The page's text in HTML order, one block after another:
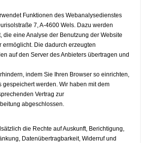
Funktionen des Webanalysedienstes
7, A-4600 Wels. Dazu werden
die eine Analyse der Benutzung der Website
ermöglicht. Die dadurch erzeugten
auf den Server des Anbieters übertragen und
indem Sie Ihren Browser so einrichten,
gespeichert werden. Wir haben mit dem
Vertrag zur
abgeschlossen.
die Rechte auf Auskunft, Berichtigung,
Datenübertragbarkeit, Widerruf und